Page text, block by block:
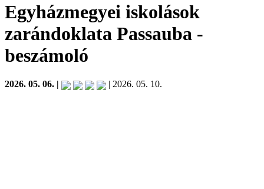
Egyházmegyei iskolások
zarándoklata Passauba -
beszámoló
2026. 05. 06. | | 2026. 05. 10.